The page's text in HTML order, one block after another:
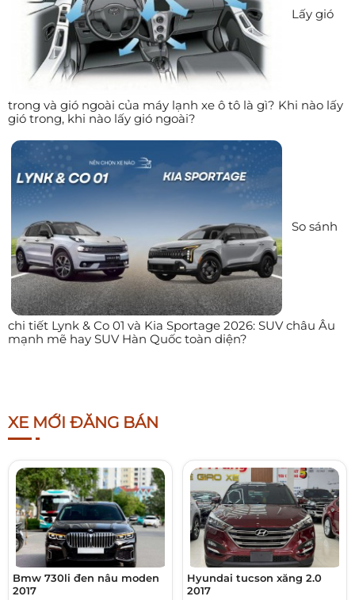
Lấy gió
trong và gió ngoài của máy lạnh xe ô tô là gì? Khi nào lấy
gió trong, khi nào lấy gió ngoài?
So sánh
chi tiết Lynk & Co 01 và Kia Sportage 2026: SUV châu Âu
mạnh mẽ hay SUV Hàn Quốc toàn diện?
XE MỚI ĐĂNG BÁN
Bmw 730li đen nâu moden
2017
Hyundai tucson xăng 2.0
2017